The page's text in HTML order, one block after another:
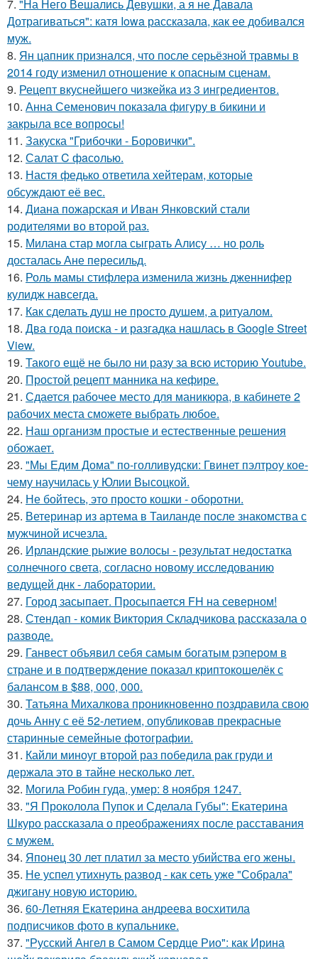
7. "На Него Вешались Девушки, а я не Давала
Дотрагиваться": катя Iowa рассказала, как ее добивался
муж.
8. Ян цапник признался, что после серьёзной травмы в
2014 году изменил отношение к опасным сценам.
9. Рецепт вкуснейшего чизкейка из 3 ингредиентов.
10. Анна Семенович показала фигуру в бикини и
закрыла все вопросы!
11. Закуска "Грибочки - Боровички".
12. Салат C фaсoлью.
13. Настя федько ответила хейтерам, которые
обсуждают её вес.
14. Диана пожарская и Иван Янковский стали
родителями во второй раз.
15. Милана стар могла сыграть Алису … но роль
досталась Ане пересильд.
16. Роль мамы стифлера изменила жизнь дженнифер
кулидж навсегда.
17. Как сделать душ не просто душем, а ритуалом.
18. Два года поиска - и разгадка нашлась в Google Street
View.
19. Такого ещё не было ни разу за всю историю Youtube.
20. Простой рецепт манника на кефире.
21. Сдается рабочее место для маникюра, в кабинете 2
рабочих места сможете выбрать любое.
22. Наш организм простые и естественные решения
обожает.
23. "Мы Едим Дома" по-голливудски: Гвинет пэлтроу кое-
чему научилась у Юлии Высоцкой.
24. Не бойтесь, это просто кошки - оборотни.
25. Ветеринар из артема в Таиланде после знакомства с
мужчиной исчезла.
26. Ирландские рыжие волосы - результат недостатка
солнечного света, согласно новому исследованию
ведущей днк - лаборатории.
27. Город засыпает. Просыпается FH на северном!
28. Стендап - комик Виктория Складчикова рассказала о
разводе.
29. Ганвест объявил себя самым богатым рэпером в
стране и в подтверждение показал криптокошелёк с
балансом в $88, 000, 000.
30. Татьяна Михалкова проникновенно поздравила свою
дочь Анну с её 52-летием, опубликовав прекрасные
старинные семейные фотографии.
31. Кайли миноуг второй раз победила рак груди и
держала это в тайне несколько лет.
32. Могила Робин гуда, умер: 8 ноября 1247.
33. "Я Проколола Пупок и Сделала Губы": Екатерина
Шкуро рассказала о преображениях после расставания
с мужем.
34. Японец 30 лет платил за место убийства его жены.
35. Не успел утихнуть развод - как сеть уже "Собрала"
джигану новую историю.
36. 60-Летняя Екатерина андреева восхитила
подписчиков фото в купальнике.
37. "Русский Ангел в Самом Сердце Рио": как Ирина